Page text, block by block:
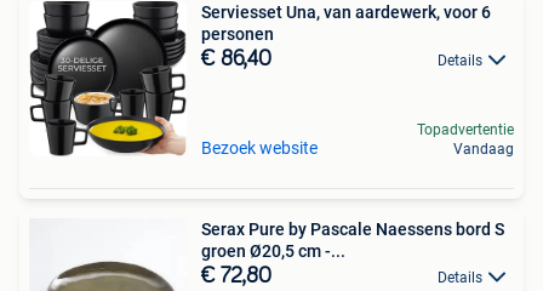
Serviesset Una, van aardewerk, voor 6
personen
€ 86,40 Details
Bezoek website
Topadvertentie
Vandaag
Serax Pure by Pascale Naessens bord S
groen Ø20,5 cm -...
€ 72,80 Details